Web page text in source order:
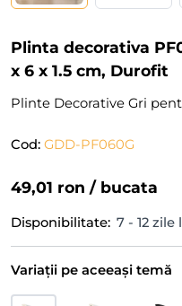
Plinta decorativa
x 6 x 1.5 cm, Durofit
Plinte Decorative Gri
Cod: GDD-PF060G
49,01 ron / bucata
Disponibilitate: 7 - 12
Variații pe aceeași temă